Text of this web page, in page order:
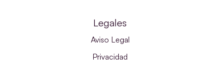
Legales
Aviso Legal
Privacidad